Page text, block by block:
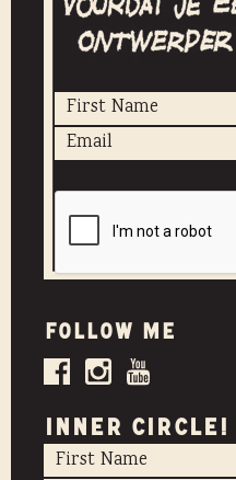
Follow me
INNER CIRCLE!